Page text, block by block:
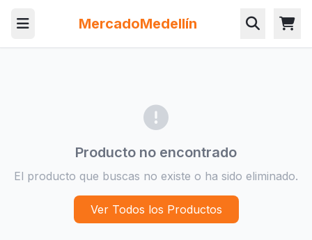
MercadoMedellín
Producto no encontrado
El producto que buscas no existe o ha sido eliminado.
Ver Todos los Productos